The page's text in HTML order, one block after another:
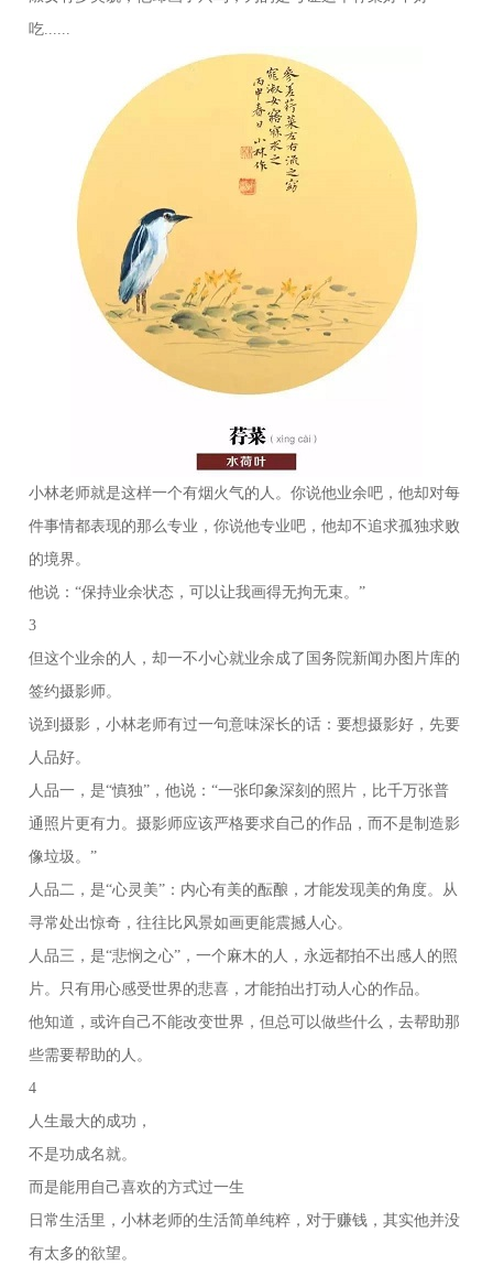
吃......
小林老师就是这样一个有烟火气的人。你说他业余吧，他却对每
件事情都表现的那么专业，你说他专业吧，他却不追求孤独求败
的境界。
他说：“保持业余状态，可以让我画得无拘无束。”
3
但这个业余的人，却一不小心就业余成了国务院新闻办图片库的
签约摄影师。
说到摄影，小林老师有过一句意味深长的话：要想摄影好，先要
人品好。
人品一，是“慎独”，他说：“一张印象深刻的照片，比千万张普
通照片更有力。摄影师应该严格要求自己的作品，而不是制造影
像垃圾。”
人品二，是“心灵美”：内心有美的酝酿，才能发现美的角度。从
寻常处出惊奇，往往比风景如画更能震撼人心。
人品三，是“悲悯之心”，一个麻木的人，永远都拍不出感人的照
片。只有用心感受世界的悲喜，才能拍出打动人心的作品。
他知道，或许自己不能改变世界，但总可以做些什么，去帮助那
些需要帮助的人。
4
人生最大的成功，
不是功成名就。
而是能用自己喜欢的方式过一生
日常生活里，小林老师的生活简单纯粹，对于赚钱，其实他并没
有太多的欲望。